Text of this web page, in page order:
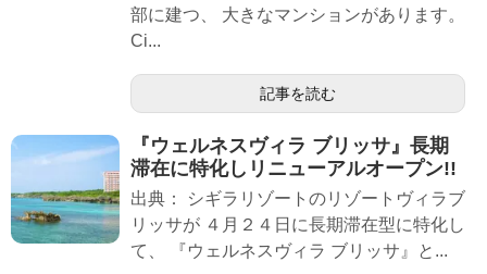
部に建つ、 大きなマンションがあります。
Ci...
記事を読む
『ウェルネスヴィラ ブリッサ』長期
滞在に特化しリニューアルオープン!!
出典： シギラリゾートのリゾートヴィラブ
リッサが ４月２４日に長期滞在型に特化し
て、 『ウェルネスヴィラ ブリッサ』と...